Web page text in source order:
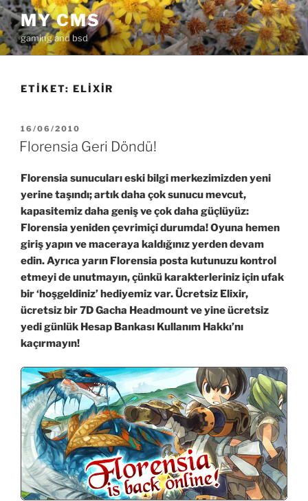
İçeriğe
geç MY CMS
gaming and bsd
ETIKET: ELIXIR
YAYIM
TARIHI
16/06/2010
Florensia Geri Döndü!
Florensia sunucuları eski bilgi merkezimizden yeni
yerine taşındı; artık daha çok sunucu mevcut,
kapasitemiz daha geniş ve çok daha güçlüyüz:
Florensia yeniden çevrimiçi durumda! Oyuna hemen
giriş yapın ve maceraya kaldığınız yerden devam
edin. Ayrıca yarın Florensia posta kutunuzu kontrol
etmeyi de unutmayın, çünkü karakterleriniz için ufak
bir ‘hoşgeldiniz’ hediyemiz var. Ücretsiz Elixir,
ücretsiz bir 7D Gacha Headmount ve yine ücretsiz
yedi günlük Hesap Bankası Kullanım Hakkı’nı
kaçırmayın!